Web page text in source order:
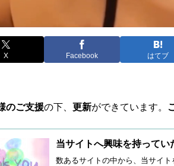
X Facebook はてブ
のご支援の下、 更新ができています。
当サイトへ興味を持ってい
数あるサイトの中から、当サイ